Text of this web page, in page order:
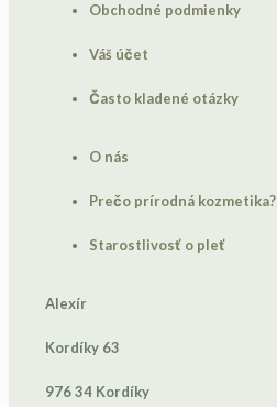
Obchodné podmienky
Váš účet
Často kladené otázky
O nás
Prečo prírodná kozmetika?
Starostlivosť o pleť
Alexír
Kordíky 63
976 34 Kordíky